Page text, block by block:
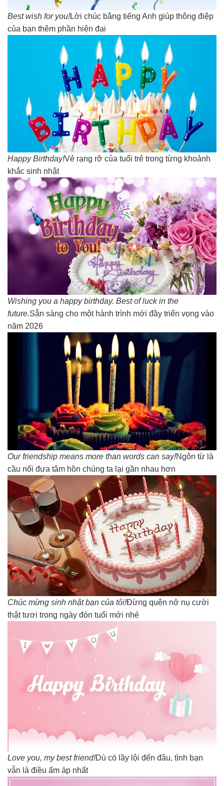
Best wish for you!Lời chúc bằng tiếng Anh giúp thông điệp
của bạn thêm phần hiện đại
Happy Birthday!Vẻ rạng rỡ của tuổi trẻ trong từng khoảnh
khắc sinh nhật
Wishing you a happy birthday. Best of luck in the
future.Sẵn sàng cho một hành trình mới đầy triển vọng vào
năm 2026
Our friendship means more than words can say!Ngôn từ là
cầu nối đưa tâm hồn chúng ta lại gần nhau hơn
Chúc mừng sinh nhật bạn của tôi!Đừng quên nở nụ cười
thật tươi trong ngày đón tuổi mới nhé
Love you, my best friend!Dù có lầy lội đến đâu, tình bạn
vẫn là điều ấm áp nhất